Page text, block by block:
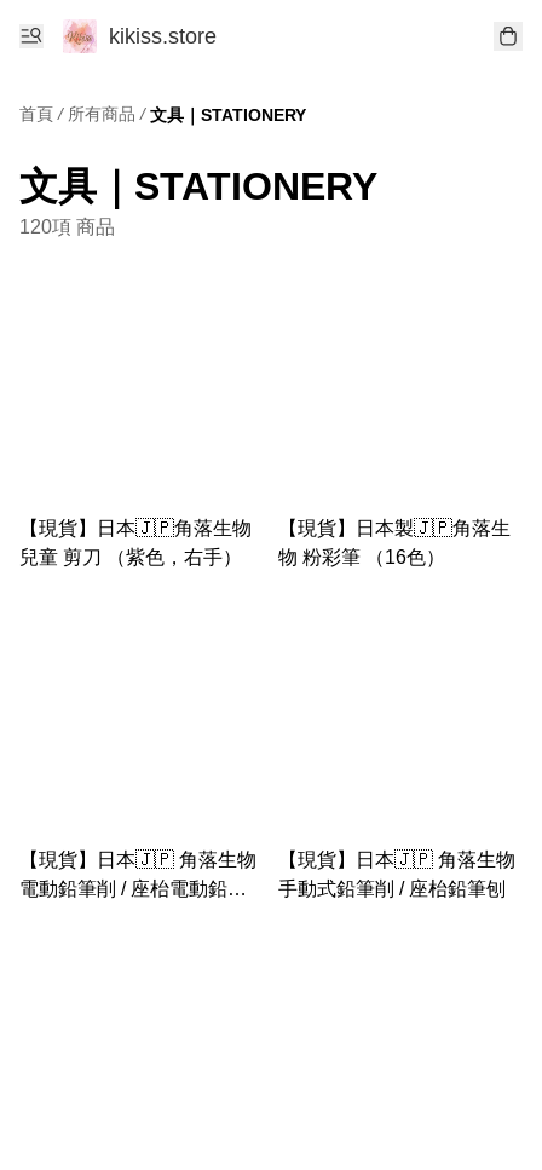
kikiss.store
首頁 / 所有商品 / 文具｜STATIONERY
文具｜STATIONERY
120項 商品
【現貨】日本🇯🇵角落生物
兒童 剪刀 （紫色，右手）
【現貨】日本製🇯🇵角落生
物 粉彩筆 （16色）
【現貨】日本🇯🇵 角落生物
電動鉛筆削 / 座枱電動鉛筆
【現貨】日本🇯🇵 角落生物
手動式鉛筆削 / 座枱鉛筆刨